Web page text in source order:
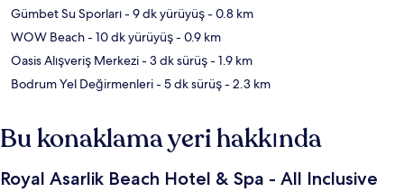
Gümbet Su Sporları- 9 dk yürüyüş- 0.8 km
WOW Beach- 10 dk yürüyüş- 0.9 km
Oasis Alışveriş Merkezi- 3 dk sürüş- 1.9 km
Bodrum Yel Değirmenleri- 5 dk sürüş- 2.3 km
Bu konaklama yeri hakkında
Royal Asarlik Beach Hotel & Spa - All Inclusive